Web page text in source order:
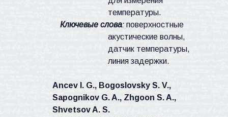
температуры.
Ключевые слова:поверхностные
акустические волны,
датчик температуры,
линия задержки.
Ancev I.G., BogoslovskyS. V.,
SapognikovG. A., Zhgoon S. A.,
ShvetsovA. S.